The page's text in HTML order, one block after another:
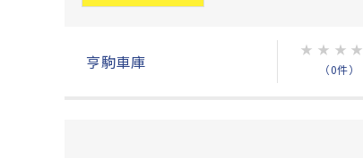
亨駒車庫
★ ★ ★ ★
（0件）